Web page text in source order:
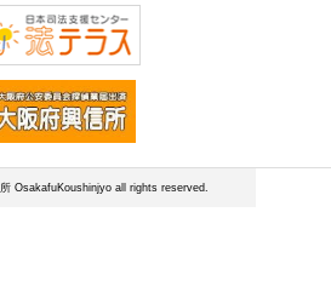
OsakafuKoushinjyo all rights reserved.